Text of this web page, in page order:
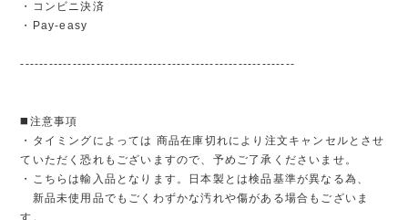
・コンビニ決済
・Pay-easy
----------------------------------------------------------
◼️注意事項
・タイミングによっては 商品在庫切れにより注文キャンセルとさせ
ていただく恐れもございますので、予めご了承くださいませ。
・こちらは輸入品となります。日本製とは検品基準が異なる為、
新品未使用品でもごくわずかな汚れや傷がある場合もございま
す。